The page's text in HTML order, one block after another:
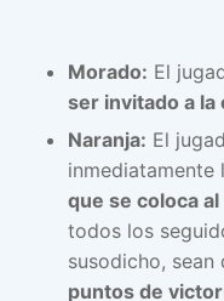
Morado: El
ser invitado a la
Naranja: El
inmediatamente
que se coloca
todos los
susodicho, sean
puntos de